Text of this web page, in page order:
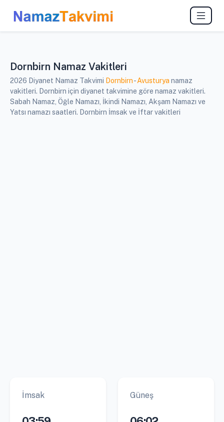
Dornbirn Namaz Vakitleri
2026 Diyanet Namaz Takvimi Dornbirn-Avusturya namaz
vakitleri. Dornbirn için diyanet takvimine göre namaz vakitleri.
Sabah Namaz, Öğle Namazı, İkindi Namazı, Akşam Namazı ve
Yatsı namazı saatleri. Dornbirn İmsak ve İftar vakitleri
İmsak Güneş